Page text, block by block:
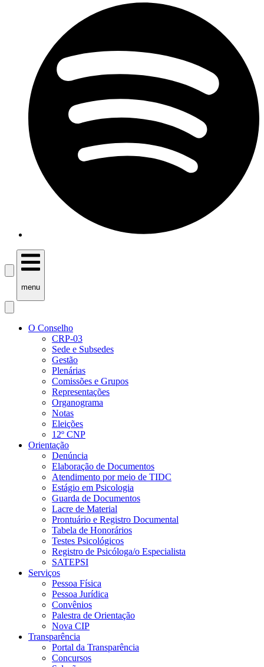
menu
O Conselho
CRP-03
Sede e Subsedes
Gestão
Plenárias
Comissões e Grupos
Representações
Organograma
Notas
Eleições
12º CNP
Orientação
Denúncia
Elaboração de Documentos
Atendimento por meio de TIDC
Estágio em Psicologia
Guarda de Documentos
Lacre de Material
Prontuário e Registro Documental
Tabela de Honorários
Testes Psicológicos
Registro de Psicóloga/o Especialista
SATEPSI
Serviços
Pessoa Física
Pessoa Jurídica
Convênios
Palestra de Orientação
Nova CIP
Transparência
Portal da Transparência
Concursos